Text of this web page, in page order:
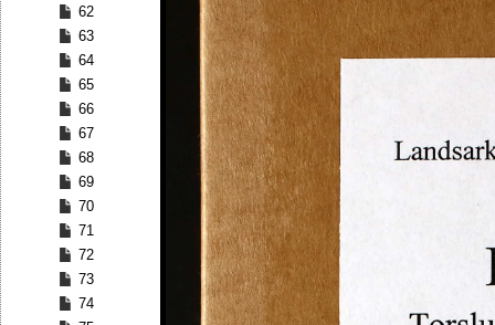
62
63
64
65
66
67
68
69
70
71
72
73
74